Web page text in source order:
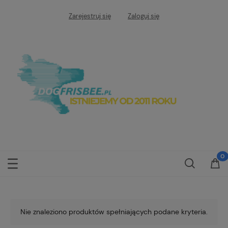
Zarejestruj się Zaloguj się
Nie znaleziono produktów spełniających podane kryteria.